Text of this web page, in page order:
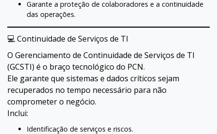
Garante a proteção de colaboradores e a continuidade
das operações.
💻 Continuidade de Serviços de TI
O Gerenciamento de Continuidade de Serviços de TI
(GCSTI) é o braço tecnológico do PCN.
Ele garante que sistemas e dados críticos sejam
recuperados no tempo necessário para não
comprometer o negócio.
Inclui:
Identificação de serviços e riscos.